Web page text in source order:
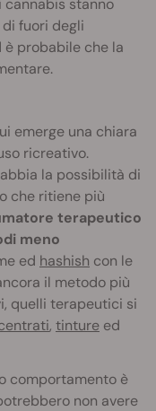
cannabis stanno
fuori degli
probabile che la
emerge una chiara
ricreativo.
la possibilità di
che ritiene più
terapeutico
meno
ed hashish con le
il metodo più
quelli terapeutici si
, tinture ed
comportamento è
non avere